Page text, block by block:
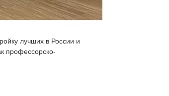
лучших в России и
профессорско-